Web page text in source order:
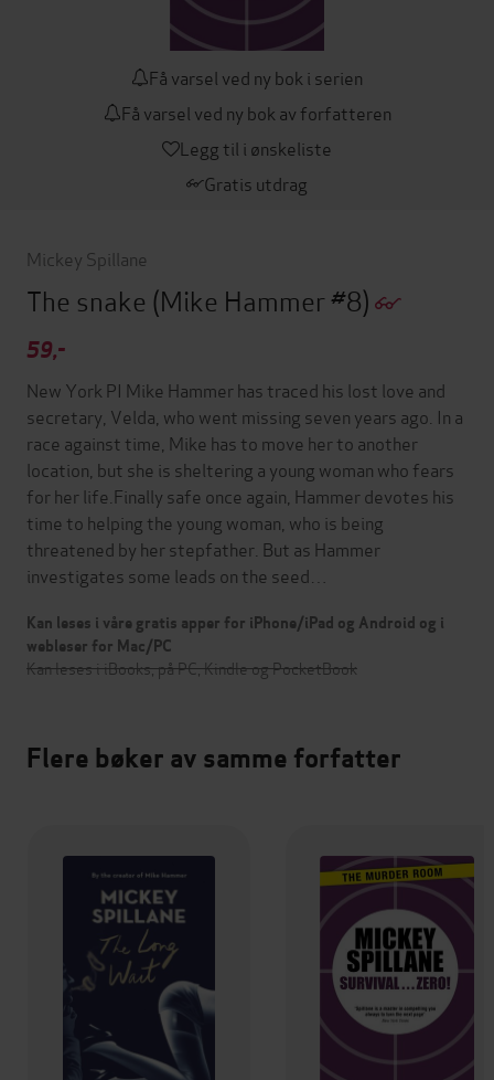
Få varsel ved ny bok i serien
Få varsel ved ny bok av forfatteren
Legg til i ønskeliste
Gratis utdrag
Mickey Spillane
The snake (Mike Hammer #8)
59,-
New York PI Mike Hammer has traced his lost love and
secretary, Velda, who went missing seven years ago. In a
race against time, Mike has to move her to another
location, but she is sheltering a young woman who fears
for her life.Finally safe once again, Hammer devotes his
time to helping the young woman, who is being
threatened by her stepfather. But as Hammer
investigates some leads on the seed…
Kan leses i våre gratis apper for iPhone/iPad og Android og i
webleser for Mac/PC
Kan leses i iBooks, på PC, Kindle og PocketBook
Flere bøker av samme forfatter